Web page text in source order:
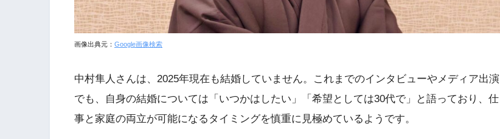
画像出典元： Google画像検索
中村隼人さんは、2025年現在も結婚していません。これまでのインタビューやメディア出演
でも、自身の結婚については「いつかはしたい」「希望としては30代で」と語っており、仕
事と家庭の両立が可能になるタイミングを慎重に見極めているようです。